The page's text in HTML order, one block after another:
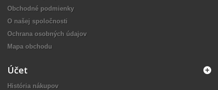
Obchodné podmienky
O našej spoločnosti
Ochrana osobných údajov
Mapa obchodu
Účet
História nákupov